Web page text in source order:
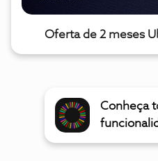
Oferta de 2 meses
Conheça